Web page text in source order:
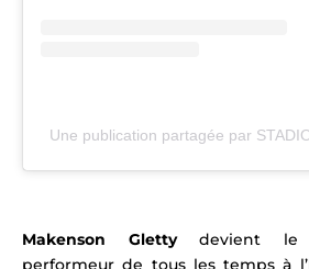
Une publication partagée par
Makenson Glettydevient le
performeur de tous les temps à